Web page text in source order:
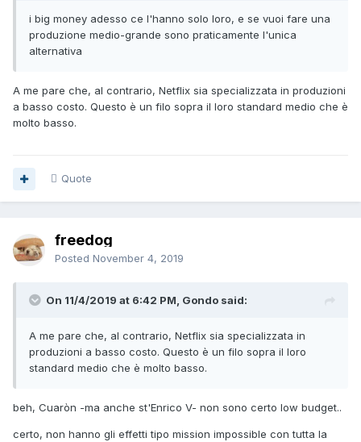
i big money adesso ce l'hanno solo loro, e se vuoi fare una
produzione medio-grande sono praticamente l'unica
alternativa
A me pare che, al contrario, Netflix sia specializzata in produzioni
a basso costo. Questo è un filo sopra il loro standard medio che è
molto basso.
Quote
freedog
Posted November 4, 2019
On 11/4/2019 at 6:42 PM, Gondo said:
A me pare che, al contrario, Netflix sia specializzata in
produzioni a basso costo. Questo è un filo sopra il loro
standard medio che è molto basso.
beh, Cuaròn -ma anche st'Enrico V- non sono certo low budget..
certo, non hanno gli effetti tipo mission impossible con tutta la